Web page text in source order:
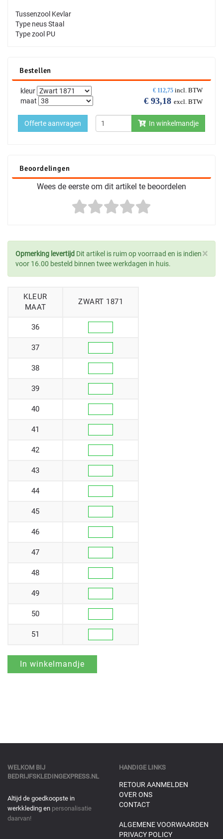
Tussenzool Kevlar
Type neus Staal
Type zool PU
Bestellen
€ 112,75 incl. BTW
€ 93,18 excl. BTW
kleur
maat
In winkelmandje
Offerte aanvragen
Beoordelingen
Wees de eerste om dit artikel te beoordelen
×
Opmerking levertijd Dit artikel is ruim op voorraad en is indien
voor 16.00 besteld binnen twee werkdagen in huis.
KLEUR
MAAT
ZWART 1871
36
37
38
39
40
41
42
43
44
45
46
47
48
49
50
51
WELKOM BIJ
BEDRIJFSKLEDINGEXPRESS.NL
Altijd de goedkoopste in
werkkleding en personalisatie
daarvan!
HANDIGE LINKS
RETOUR AANMELDEN
OVER ONS
CONTACT
ALGEMENE VOORWAARDEN
PRIVACY POLICY